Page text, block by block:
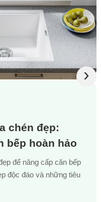
chén đẹp:
bếp hoàn hảo
để nâng cấp căn bếp
độc đáo và những tiêu
›